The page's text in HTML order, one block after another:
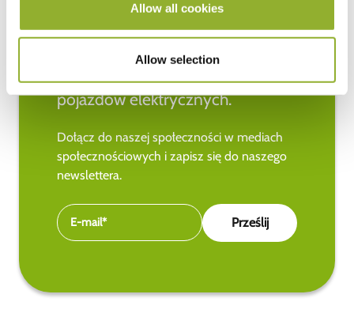
Allow all cookies
Allow selection
Bądź na bieżąco z najnowszymi
wiadomościami na temat
pojazdów elektrycznych.
Dołącz do naszej społeczności w mediach
społecznościowych i zapisz się do naszego
newslettera.